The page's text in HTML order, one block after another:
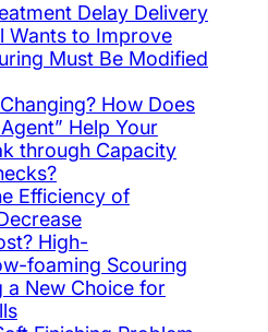
Delay Delivery
Wants to Improve
Must Be Modified
How Does
Help Your
through Capacity
Efficiency of
High-
foaming Scouring
a New Choice for